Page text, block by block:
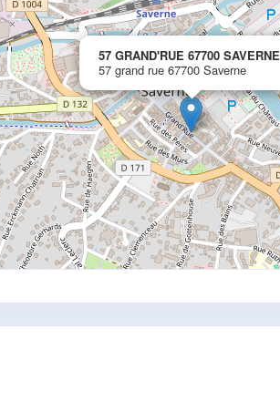
AH6143887
67700 SAVERNE
rue67700 Saverne
57 GRAND'RUE 67700 SAVERNE
57 grand rue 67700 Saverne